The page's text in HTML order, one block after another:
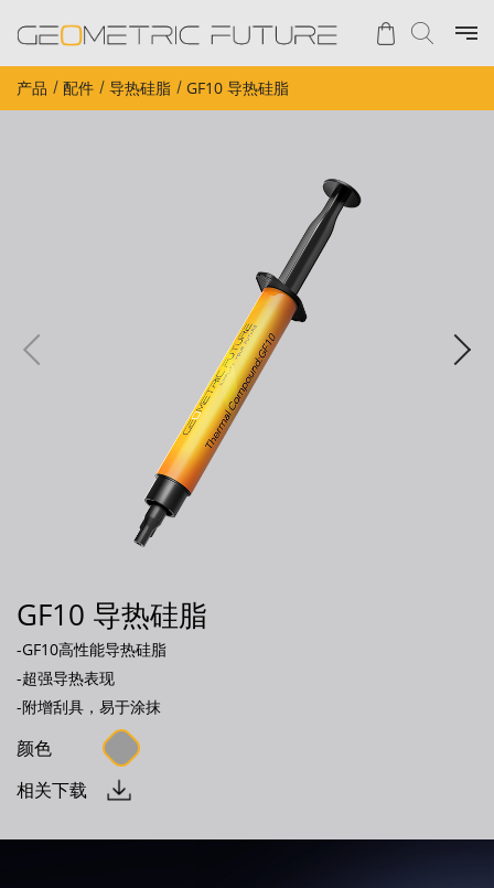
产品 配件 导热硅脂 GF10 导热硅脂
GF10 导热硅脂
-GF10高性能导热硅脂
-超强导热表现
-附增刮具，易于涂抹
颜色
相关下载